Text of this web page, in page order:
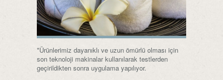
*Ürünlerimiz dayanıklı ve uzun ömürlü olması için
son teknoloji makinalar kullanılarak testlerden
geçirildikten sonra uygulama yapılıyor.